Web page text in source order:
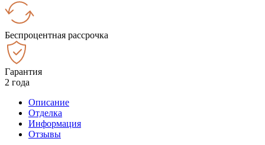
Беспроцентная рассрочка
Гарантия
2 года
Описание
Отделка
Информация
Отзывы